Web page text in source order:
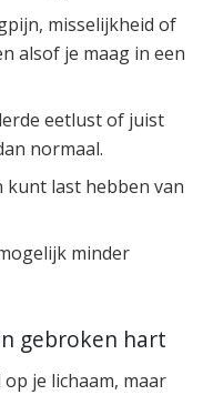
misselijkheid of
alsof je maag in een
eetlust of juist
normaal.
kunt last hebben van
minder
gebroken hart
je lichaam, maar